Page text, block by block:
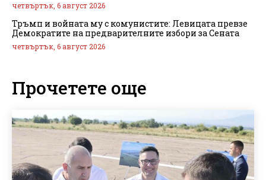
четвъртък, 6 август 2026
Тръмп и войната му с комунистите: Левицата превзе
Демократите на предварителните избори за Сената
четвъртък, 6 август 2026
Прочетете още